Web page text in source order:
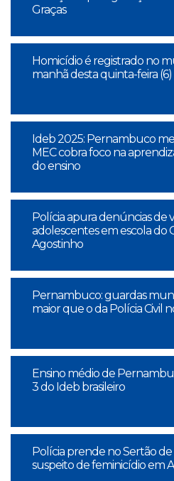
Graças
Homicídio é registrado no
manhã desta quinta-feira (6)
Ideb 2025: Pernambuco
MEC cobra foco na
do ensino
Polícia apura denúncias de
adolescentes em escola do
Agostinho
Pernambuco: guardas
maior que o da Polícia Civil
Ensino médio de
3 do Ideb brasileiro
Polícia prende no Sertão
suspeito de feminicídio em